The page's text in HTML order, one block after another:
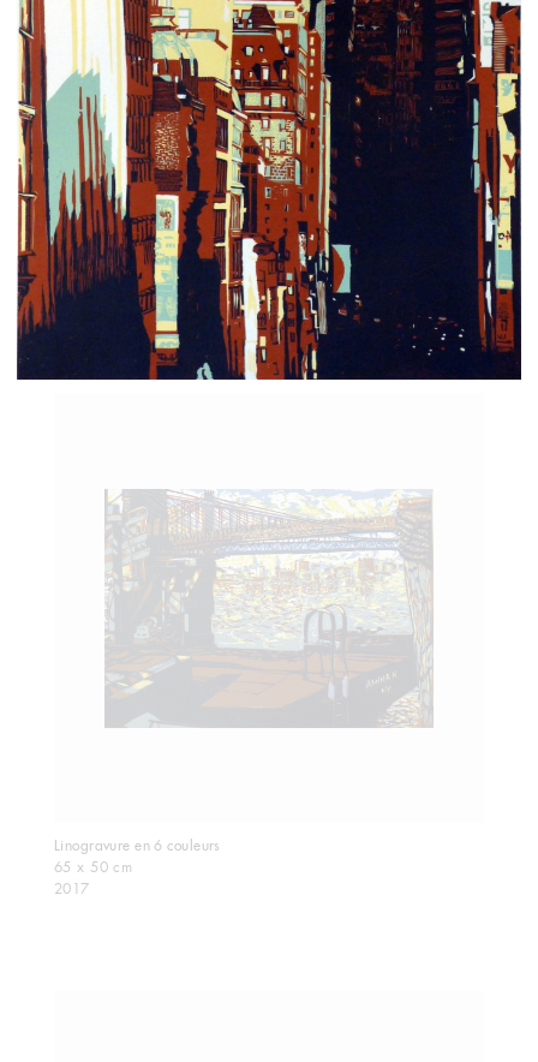
Gravure sur bois en 5 couleurs
90 x 70 cm
Ep unique – 2014
Linogravure en 6 couleurs
65 x 50 cm
2017